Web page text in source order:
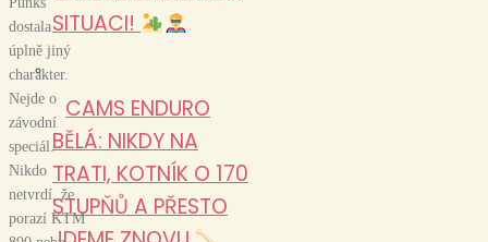
SITUACI!
CAMS ENDURO
BĚLÁ: NIKDY NA
TRATI, KOTNÍK O 170
STUPŇŮ A PŘESTO
dostala
úplně jiný
charakter.
Nejde o
závodní
speciál.
Nikdo
netvrdí, že
porazí KTM